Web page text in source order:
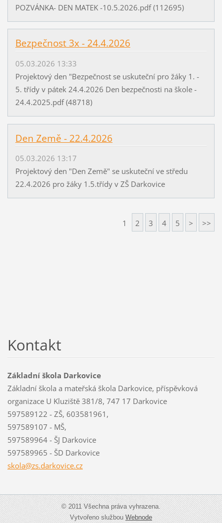
POZVÁNKA- DEN MATEK -10.5.2026.pdf (112695)
Bezpečnost 3x - 24.4.2026
05.03.2026 13:33
Projektový den "Bezpečnost se uskuteční pro žáky 1. -
5. třídy v pátek 24.4.2026 Den bezpečnosti na škole -
24.4.2025.pdf (48718)
Den Země - 22.4.2026
05.03.2026 13:17
Projektový den "Den Země" se uskuteční ve středu
22.4.2026 pro žáky 1.5.třídy v ZŠ Darkovice
1 2 3 4 5 > >>
Kontakt
Základní škola Darkovice
Základní škola a mateřská škola Darkovice, příspěvková
organizace U Kluziště 381/8, 747 17 Darkovice
597589122 - ZŠ, 603581961,
597589107 - MŠ,
597589964 - ŠJ Darkovice
597589965 - ŠD Darkovice
skola@zs.darkovice.cz
© 2011 Všechna práva vyhrazena.
Vytvořeno službouWebnode